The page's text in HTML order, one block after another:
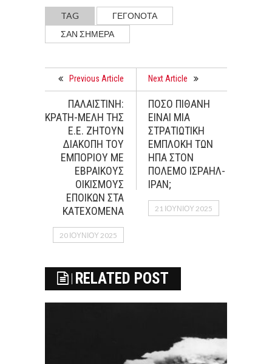
TAG
ΓΕΓΟΝΟΤΑ
ΣΑΝ ΣΗΜΕΡΑ
Previous Article
ΠΑΛΑΙΣΤΙΝΗ:
ΚΡΑΤΗ-ΜΕΛΗ ΤΗΣ
Ε.Ε. ΖΗΤΟΥΝ
ΔΙΑΚΟΠΗ ΤΟΥ
ΕΜΠΟΡΙΟΥ ΜΕ
ΕΒΡΑΙΚΟΥΣ
ΟΙΚΙΣΜΟΥΣ
ΕΠΟΙΚΩΝ ΣΤΑ
ΚΑΤΕΧΟΜΕΝΑ
20 ΙΟΥΝΊΟΥ 2025
Next Article
ΠΟΣΟ ΠΙΘΑΝΗ
ΕΙΝΑΙ ΜΙΑ
ΣΤΡΑΤΙΩΤΙΚΗ
ΕΜΠΛΟΚΗ ΤΩΝ
ΗΠΑ ΣΤΟΝ
ΠΟΛΕΜΟ ΙΣΡΑΗΛ-
ΙΡΑΝ;
21 ΙΟΥΝΊΟΥ 2025
RELATED POST